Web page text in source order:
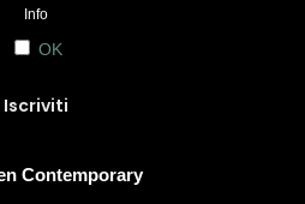
Info
OK
Contemporary